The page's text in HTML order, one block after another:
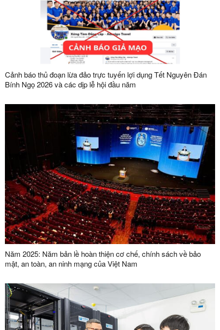
Cảnh báo thủ đoạn lừa đảo trực tuyến lợi dụng Tết Nguyên Đán
Bính Ngọ 2026 và các dịp lễ hội đầu năm
Năm 2025: Năm bản lề hoàn thiện cơ chế, chính sách về bảo
mật, an toàn, an ninh mạng của Việt Nam